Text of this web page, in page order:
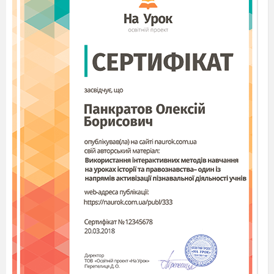
62
Діаметр кола.
Обчислення.
21.02.2024
Діагностувальна
робота №5.
22.02.2024
64
Коригувальна
робота.
Узагальнення
вивченого з теми
«Додавання й
віднімання з
переходом через
розряд.
Величини».
26.02.2024
65
Тема №5.
Множення й
ділення
Додавання
28.02.2024
91 - 92